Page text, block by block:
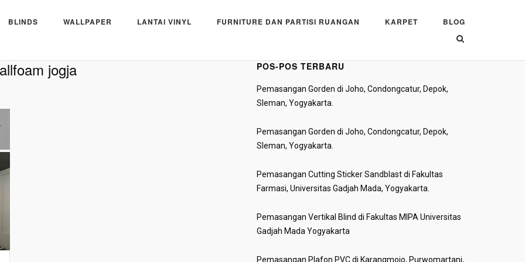
BLINDS WALLPAPER LANTAI VINYL FURNITURE DAN PARTISI RUANGAN KARPET BLOG
jogja POS-POS TERBARU
Pemasangan Gorden di Joho, Condongcatur, Depok,
Sleman, Yogyakarta.
Pemasangan Gorden di Joho, Condongcatur, Depok,
Sleman, Yogyakarta.
Pemasangan Cutting Sticker Sandblast di Fakultas
Farmasi, Universitas Gadjah Mada, Yogyakarta.
Pemasangan Vertikal Blind di Fakultas MIPA Universitas
Gadjah Mada Yogyakarta
Pemasangan Plafon PVC di Karangmojo, Purwomartani,